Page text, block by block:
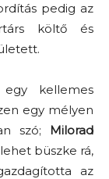
pedig az
költő és
kellemes
egy mélyen
szó; Milorad
büszke rá,
az